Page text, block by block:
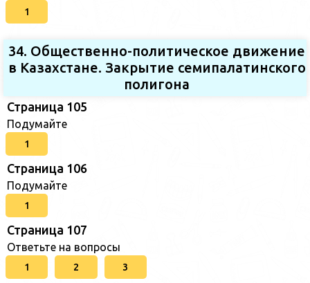
1
34. Общественно-политическое движение
в Казахстане. Закрытие семипалатинского
полигона
Страница 105
Подумайте
1
Страница 106
Подумайте
1
Страница 107
Ответьте на вопросы
1 2 3